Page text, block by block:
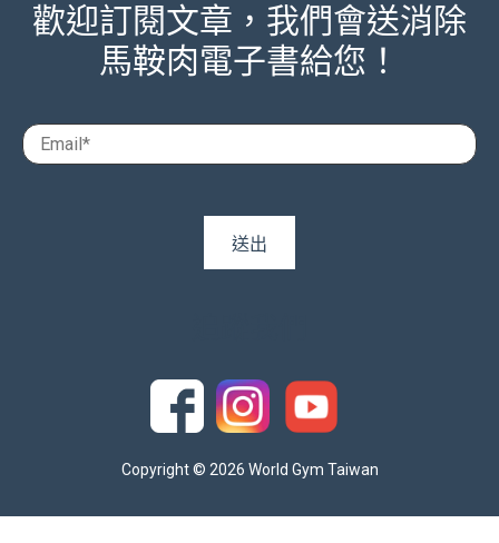
歡迎訂閱文章，我們會送消除
馬鞍肉電子書給您！
Copyright © 2026 World Gym Taiwan